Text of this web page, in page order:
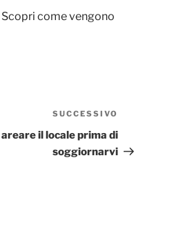
Scopri come vengono
successivo
SUCCESSIVO
areare il locale prima di
soggiornarvi